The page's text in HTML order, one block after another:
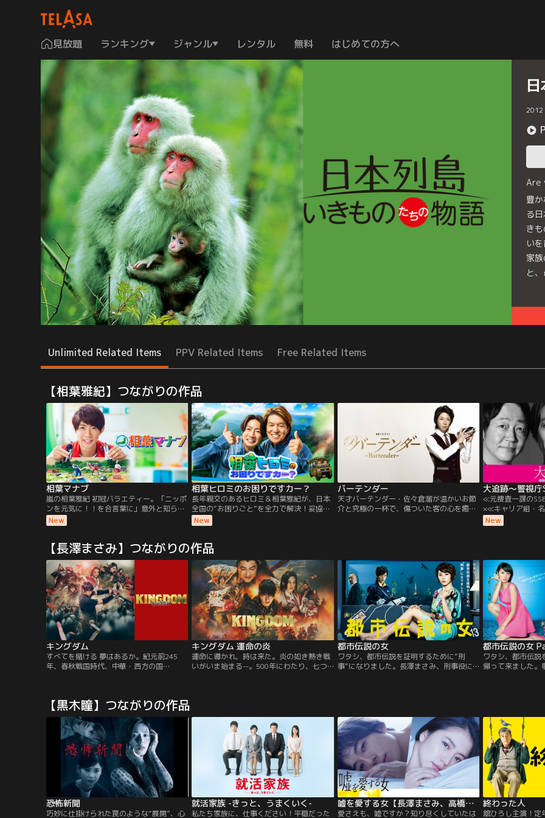
見放題 ランキング ジャンル レンタル 無料 はじめての方へ
2012
Are
豊
る
き
い
家
と
Unlimited Related Items PPV Related Items Free Related Items
【相葉雅紀】つながりの作品
相葉マナブ
嵐の相葉雅紀 初冠バラエティー。「ニッポ
ンを元気に！！を合言葉に」意外と知らな
いニッポンの素晴らしさを学びに行きま
す。我が国ニッポンには世界に誇れるモノ
ほど元気が湧いてくるはず！相葉くんが知
られざるニッポンに触れその素晴らしさで
みんなに勇気とパワーをお届けします！
New
相葉ヒロミのお困りですカー？
長年親交のあるヒロミ＆相葉雅紀が、日本
全国の“お困りごと”を全力で解決！妥協を
許さない2人が汗と泥にまみれながら地元
の方の力も借りながら未体験のロケに挑
New
バーテンダー
天才バーテンダー・佐々倉溜が温かいお節
介と究極の一杯で、傷ついた客の心を癒し
≪元捜査一課の
×≪キャリア組・
捜査一課主任・
プル主演による
査】
New
【長澤まさみ】つながりの作品
キングダム
すべてを賭ける 夢はあるか。紀元前245
年、春秋戦国時代、中華・西方の国
の大臣である昌文君によって召し上げられ
王宮へ。信と漂の二人は別の道を歩むこと
になる…。王宮では王の弟・成蟜によるク
ーデターが勃発。戦いの最中、漂は致命傷
を負うが…。
キングダム 運命の炎
運命に導かれ、時は来た。炎の如き熱き戦
いがいま始まる--。500年にわたり、七つ
いた。しかし秦国へ積年の恨みを抱く隣
国・趙の大軍勢が、突如、秦へ侵攻を開
始。趙軍に対抗すべく…。
都市伝説の女
ワタシ、都市伝説を証明するために”刑
事”になりました。長澤まさみ、刑事役に初
都市伝説の女
ワタシ、都市伝説
帰って来ました。
も増して堂々と
事件を都市伝説
【黒木瞳】つながりの作品
恐怖新聞
巧妙に仕掛けられた罠のような“展開”、心
就活家族 -きっと、うまくいく-
私たち家族に、仕事ください！平穏だった
嘘を愛する女【長澤まさみ、高橋一生 出演】
愛さえも、嘘ですか？知り尽くしていたは
終わった人
舘ひろし主演！定